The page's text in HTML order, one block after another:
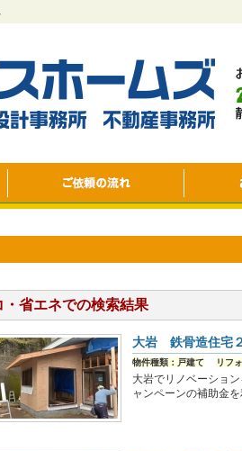
・省エネでの検索結果
大岩 鉄骨造住宅
物件種類：戸建て リフ
大岩でリノベーショ
ャンペーンの補助金